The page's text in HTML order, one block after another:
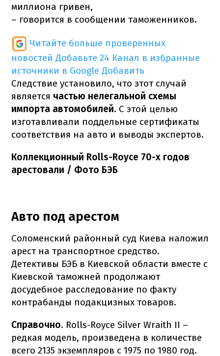
миллиона гривен,
– говорится в сообщении таможенников.
Читайте больше проверенных
новостей Добавьте 24 Канал в избранные
источники в Google Добавить
Следствие установило, что этот случай
является частью нелегальной схемы
импорта автомобилей. С этой целью
изготавливали поддельные сертификаты
соответствия на авто и выводы экспертов.
Коллекционный Rolls-Royce 70-х годов
арестовали / Фото БЭБ
Авто под арестом
Соломенский районный суд Киева наложил
арест на транспортное средство.
Детективы БЭБ в Киевской области вместе с
Киевской таможней продолжают
досудебное расследование по факту
контрабанды подакцизных товаров.
Справочно. Rolls-Royce Silver Wraith II –
редкая модель, произведена в количестве
всего 2135 экземпляров с 1975 по 1980 год.